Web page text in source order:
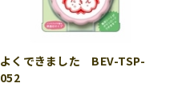
よくできました BEV-TSP-
052